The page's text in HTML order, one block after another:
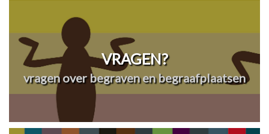
VRAGEN?
vragen over begraven en begraafplaatsen